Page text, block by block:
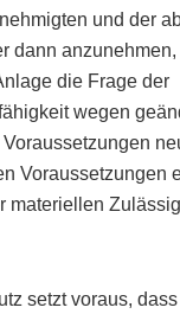
und der
dann
die Frage der
wegen
Voraussetzungen
materiellen
setzt voraus,